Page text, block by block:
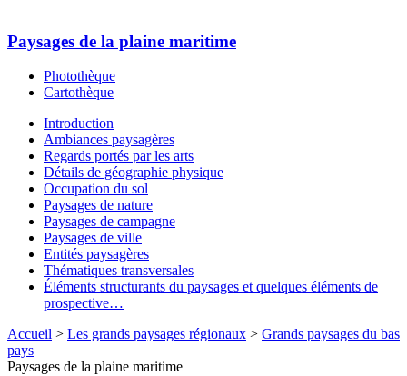
Paysages de la plaine maritime
Photothèque
Cartothèque
Introduction
Ambiances paysagères
Regards portés par les arts
Détails de géographie physique
Occupation du sol
Paysages de nature
Paysages de campagne
Paysages de ville
Entités paysagères
Thématiques transversales
Éléments structurants du paysages et quelques éléments de
prospective…
Accueil > Les grands paysages régionaux > Grands paysages du bas
pays
Paysages de la plaine maritime